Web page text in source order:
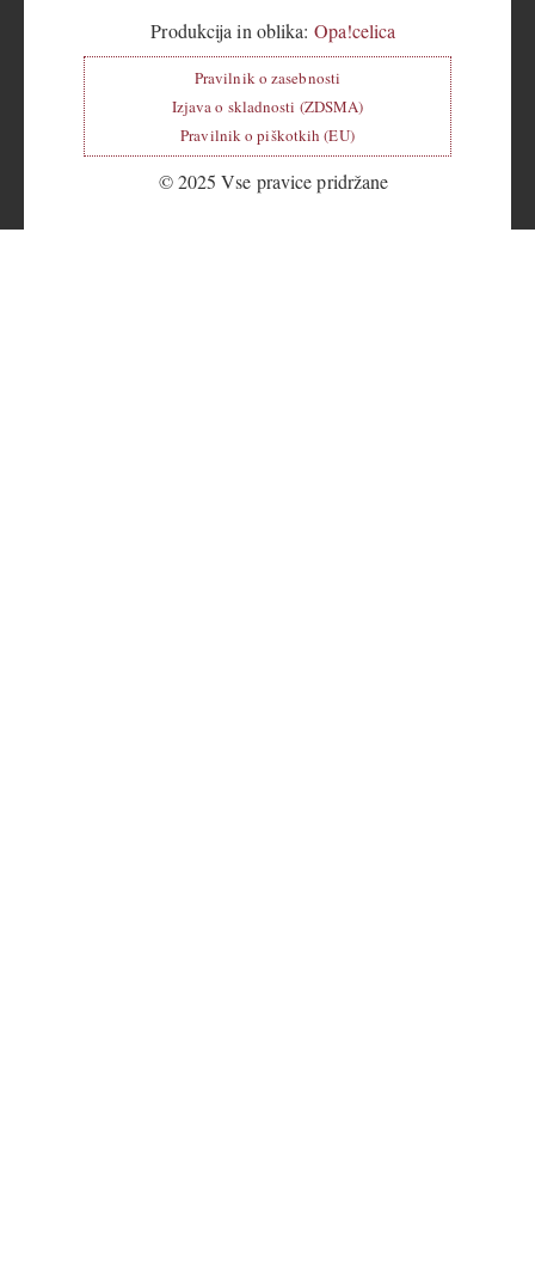
Produkcija in oblika: Opa!celica
Pravilnik o zasebnosti
Izjava o skladnosti (ZDSMA)
Pravilnik o piškotkih (EU)
© 2025 Vse pravice pridržane